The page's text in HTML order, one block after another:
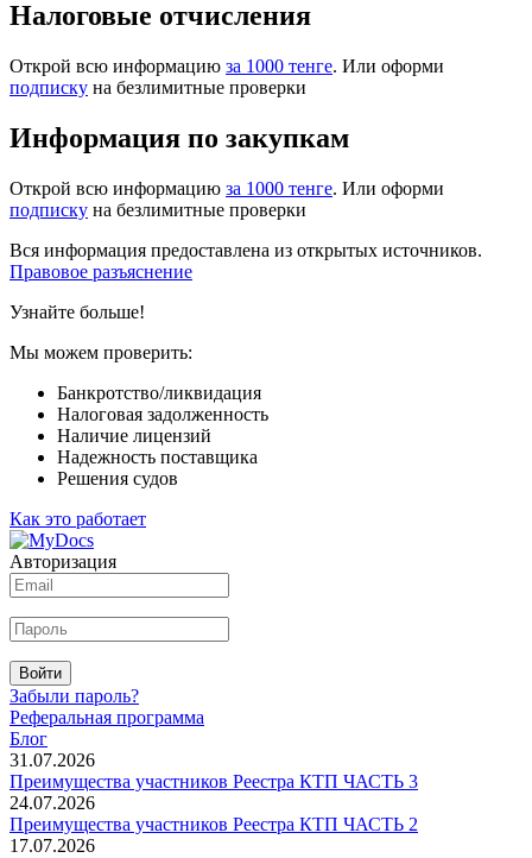
Налоговые отчисления
Открой всю информацию за 1000 тенге. Или оформи
подписку на безлимитные проверки
Информация по закупкам
Открой всю информацию за 1000 тенге. Или оформи
подписку на безлимитные проверки
Вся информация предоставлена из открытых источников.
Правовое разъяснение
Узнайте больше!
Мы можем проверить:
Банкротство/ликвидация
Налоговая задолженность
Наличие лицензий
Надежность поставщика
Решения судов
Как это работает
Авторизация
Войти
Забыли пароль?
Реферальная программа
Блог
31.07.2026
Преимущества участников Реестра КТП ЧАСТЬ 3
24.07.2026
Преимущества участников Реестра КТП ЧАСТЬ 2
17.07.2026